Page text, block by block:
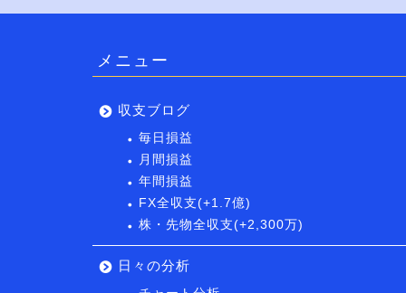
メニュー
収支ブログ
毎日損益
月間損益
年間損益
FX全収支(+1.7億)
株・先物全収支(+2,300万)
日々の分析